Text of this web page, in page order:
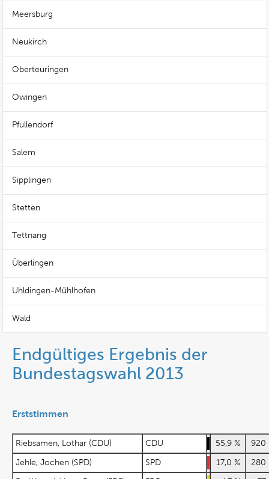
Meersburg
Neukirch
Oberteuringen
Owingen
Pfullendorf
Salem
Sipplingen
Stetten
Tettnang
Überlingen
Uhldingen-Mühlhofen
Wald
Endgültiges Ergebnis der
Bundestagswahl 2013
Erststimmen
Riebsamen, Lothar (CDU) CDU 55,9 %
Jehle, Jochen (SPD) SPD 17,0 %